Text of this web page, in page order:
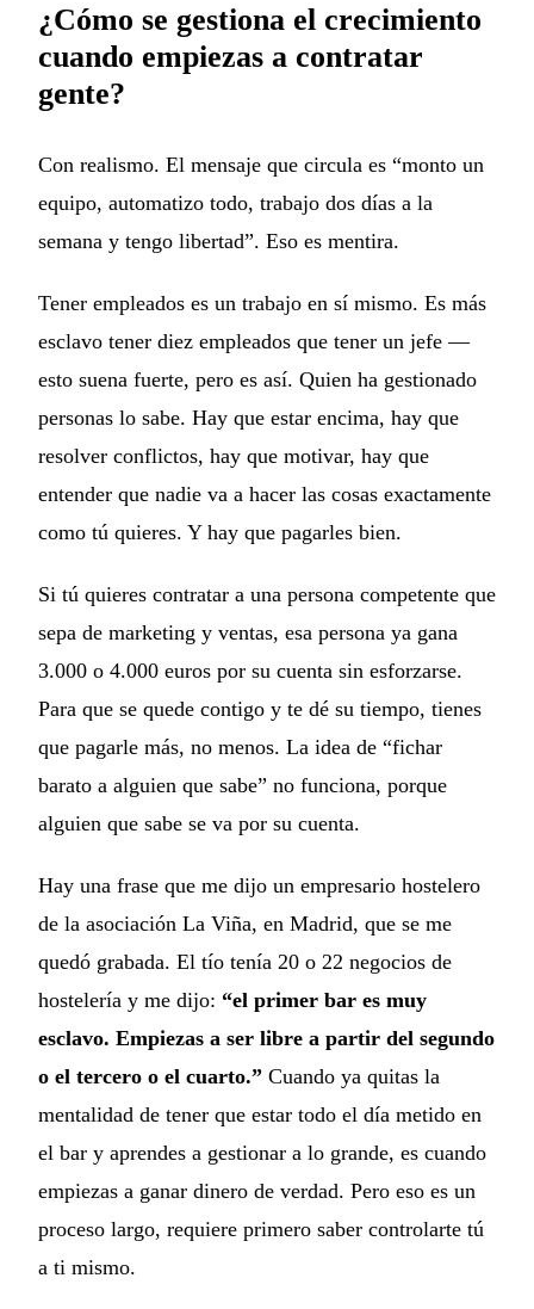
¿Cómo se gestiona el crecimiento
cuando empiezas a contratar
gente?
Con realismo. El mensaje que circula es “monto un
equipo, automatizo todo, trabajo dos días a la
semana y tengo libertad”. Eso es mentira.
Tener empleados es un trabajo en sí mismo. Es más
esclavo tener diez empleados que tener un jefe —
esto suena fuerte, pero es así. Quien ha gestionado
personas lo sabe. Hay que estar encima, hay que
resolver conflictos, hay que motivar, hay que
entender que nadie va a hacer las cosas exactamente
como tú quieres. Y hay que pagarles bien.
Si tú quieres contratar a una persona competente que
sepa de marketing y ventas, esa persona ya gana
3.000 o 4.000 euros por su cuenta sin esforzarse.
Para que se quede contigo y te dé su tiempo, tienes
que pagarle más, no menos. La idea de “fichar
barato a alguien que sabe” no funciona, porque
alguien que sabe se va por su cuenta.
Hay una frase que me dijo un empresario hostelero
de la asociación La Viña, en Madrid, que se me
quedó grabada. El tío tenía 20 o 22 negocios de
hostelería y me dijo: “el primer bar es muy
esclavo. Empiezas a ser libre a partir del segundo
o el tercero o el cuarto.” Cuando ya quitas la
mentalidad de tener que estar todo el día metido en
el bar y aprendes a gestionar a lo grande, es cuando
empiezas a ganar dinero de verdad. Pero eso es un
proceso largo, requiere primero saber controlarte tú
a ti mismo.